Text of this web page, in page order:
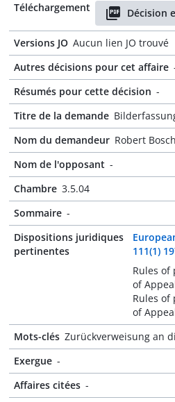
Téléchargement
Décision
Versions JO Aucun lien JO trouvé
Autres décisions pour cet affaire
Résumés pour cette décision -
Titre de la demande
Nom du demandeur Robert
Nom de l'opposant -
Chambre 3.5.04
Sommaire -
Dispositions juridiques
pertinentes
111(1)
Rules of
of
Rules of
of
Mots-clés Zurückverweisung an
Exergue -
Affaires citées -